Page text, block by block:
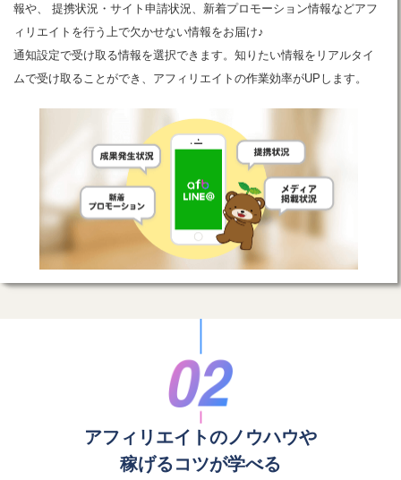
報や、 提携状況・サイト申請状況、新着プロモーション情報などアフ
ィリエイトを行う上で欠かせない情報をお届け♪
通知設定で受け取る情報を選択できます。知りたい情報をリアルタイ
ムで受け取ることができ、アフィリエイトの作業効率がUPします。
アフィリエイトのノウハウや
稼げるコツが学べる